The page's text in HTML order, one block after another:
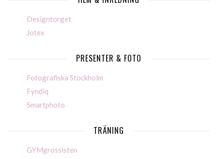
Designtorget
Jotex
PRESENTER & FOTO
Fotografiska Stockholm
Fyndiq
Smartphoto
TRÄNING
GYMgrossisten